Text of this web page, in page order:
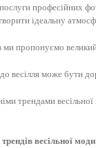
професійних
ідеальну
ми пропонуємо
весілля може бути
трендами
весільної